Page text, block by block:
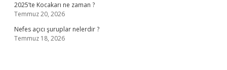
2025’te Kocakarı ne zaman ?
Temmuz 20, 2026
Nefes açıcı şuruplar nelerdir ?
Temmuz 18, 2026